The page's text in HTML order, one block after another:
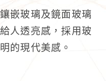
嵌玻璃及鏡面玻璃
人透亮感，採用玻
的現代美感。